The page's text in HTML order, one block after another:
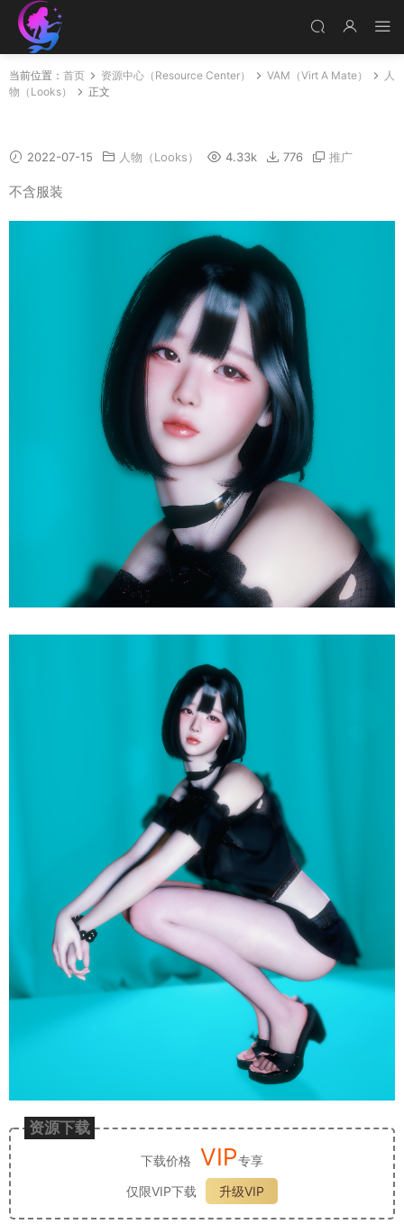
当前位置： 首页 资源中心（Resource Center） VAM（Virt A Mate）
人
物（Looks）
正文
2022-07-15 人物（Looks） 4.33k 776 推广
不含服装
资源下载
下载价格 VIP专享
仅限VIP下载
升级VIP